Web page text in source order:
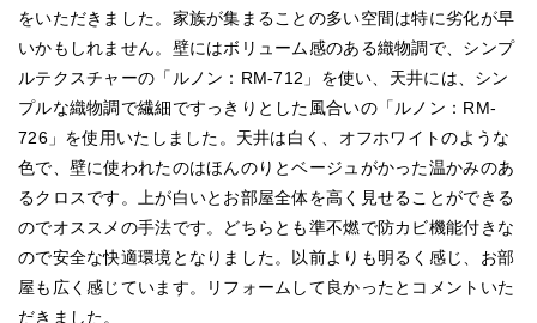
をいただきました。家族が集まることの多い空間は特に劣化が早
いかもしれません。壁にはボリューム感のある織物調で、シンプ
ルテクスチャーの「ルノン：RM-712」を使い、天井には、シン
プルな織物調で繊細ですっきりとした風合いの「ルノン：RM-
726」を使用いたしました。天井は白く、オフホワイトのような
色で、壁に使われたのはほんのりとベージュがかった温かみのあ
るクロスです。上が白いとお部屋全体を高く見せることができる
のでオススメの手法です。どちらとも準不燃で防カビ機能付きな
ので安全な快適環境となりました。以前よりも明るく感じ、お部
屋も広く感じています。リフォームして良かったとコメントいた
だきました。